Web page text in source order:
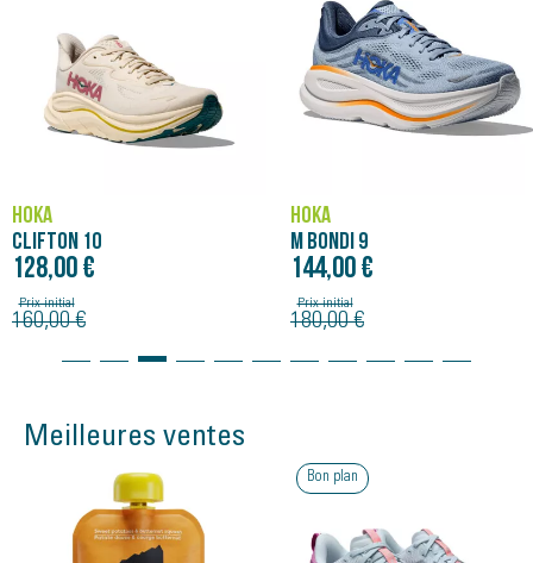
HOKA
CLIFTON 10
128,00 €
Prix initial
160,00 €
HOKA
M BONDI 9
144,00 €
Prix initial
180,00 €
Meilleures ventes
Bon plan